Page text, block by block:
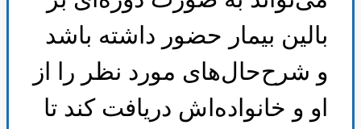
بالین بیمار حضور داشته باشد
و شرح‌حال‌های مورد نظر را از
او و خانواده‌اش دریافت کند تا